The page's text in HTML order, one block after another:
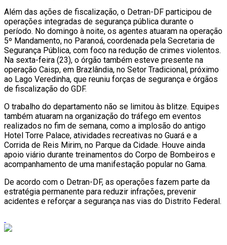
Além das ações de fiscalização, o Detran-DF participou de
operações integradas de segurança pública durante o
período. No domingo à noite, os agentes atuaram na operação
5º Mandamento, no Paranoá, coordenada pela Secretaria de
Segurança Pública, com foco na redução de crimes violentos.
Na sexta-feira (23), o órgão também esteve presente na
operação Caisp, em Brazlândia, no Setor Tradicional, próximo
ao Lago Veredinha, que reuniu forças de segurança e órgãos
de fiscalização do GDF.
O trabalho do departamento não se limitou às blitze. Equipes
também atuaram na organização do tráfego em eventos
realizados no fim de semana, como a implosão do antigo
Hotel Torre Palace, atividades recreativas no Guará e a
Corrida de Reis Mirim, no Parque da Cidade. Houve ainda
apoio viário durante treinamentos do Corpo de Bombeiros e
acompanhamento de uma manifestação popular no Gama.
De acordo com o Detran-DF, as operações fazem parte da
estratégia permanente para reduzir infrações, prevenir
acidentes e reforçar a segurança nas vias do Distrito Federal.